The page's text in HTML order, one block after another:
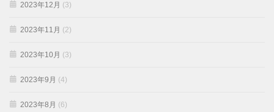
2023年12月 (3)
2023年11月 (2)
2023年10月 (3)
2023年9月 (4)
2023年8月 (6)